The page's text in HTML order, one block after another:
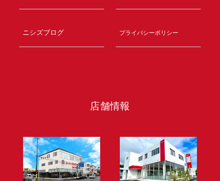
ニシズブログ プライバシーポリシー
店舗情報